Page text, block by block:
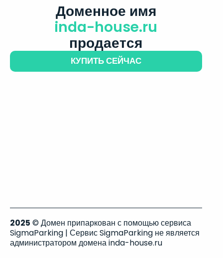
Доменное имя
inda-house.ru
продается
КУПИТЬ СЕЙЧАС
2025 © Домен припаркован с помощью сервиса
SigmaParking | Сервис SigmaParking не является
администратором домена inda-house.ru